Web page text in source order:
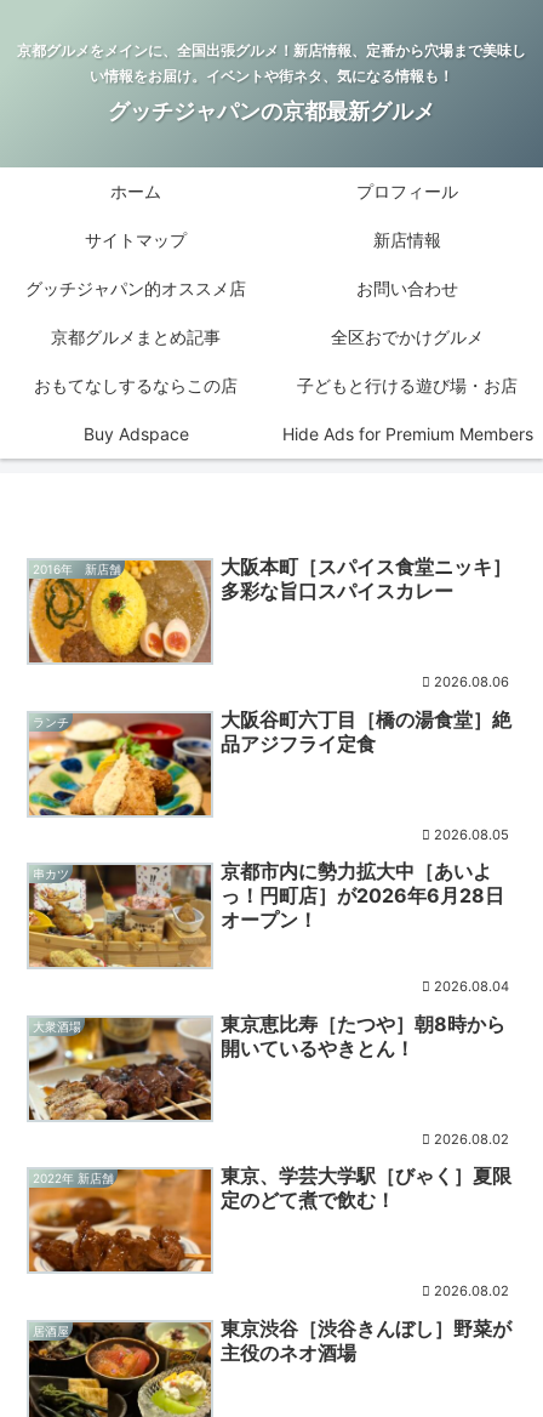
京都グルメをメインに、全国出張グルメ！新店情報、定番から穴場まで美味し
い情報をお届け。イベントや街ネタ、気になる情報も！
グッチジャパンの京都最新グルメ
ホーム プロフィール
サイトマップ 新店情報
グッチジャパン的オススメ店 お問い合わせ
京都グルメまとめ記事 全区おでかけグルメ
おもてなしするならこの店 子どもと行ける遊び場・お店
Buy Adspace Hide Ads for Premium Members
2016年 新店舗
大阪本町［スパイス食堂ニッキ］
多彩な旨口スパイスカレー
2026.08.06
ランチ
大阪谷町六丁目［橋の湯食堂］絶
品アジフライ定食
2026.08.05
串カツ
京都市内に勢力拡大中［あいよ
っ！円町店］が2026年6月28日
オープン！
2026.08.04
大衆酒場
東京恵比寿［たつや］朝8時から
開いているやきとん！
2026.08.02
2022年 新店舗
東京、学芸大学駅［びゃく］夏限
定のどて煮で飲む！
2026.08.02
居酒屋
東京渋谷［渋谷きんぼし］野菜が
主役のネオ酒場